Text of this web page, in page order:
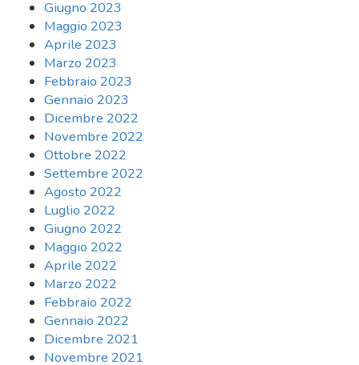
Giugno 2023
Maggio 2023
Aprile 2023
Marzo 2023
Febbraio 2023
Gennaio 2023
Dicembre 2022
Novembre 2022
Ottobre 2022
Settembre 2022
Agosto 2022
Luglio 2022
Giugno 2022
Maggio 2022
Aprile 2022
Marzo 2022
Febbraio 2022
Gennaio 2022
Dicembre 2021
Novembre 2021